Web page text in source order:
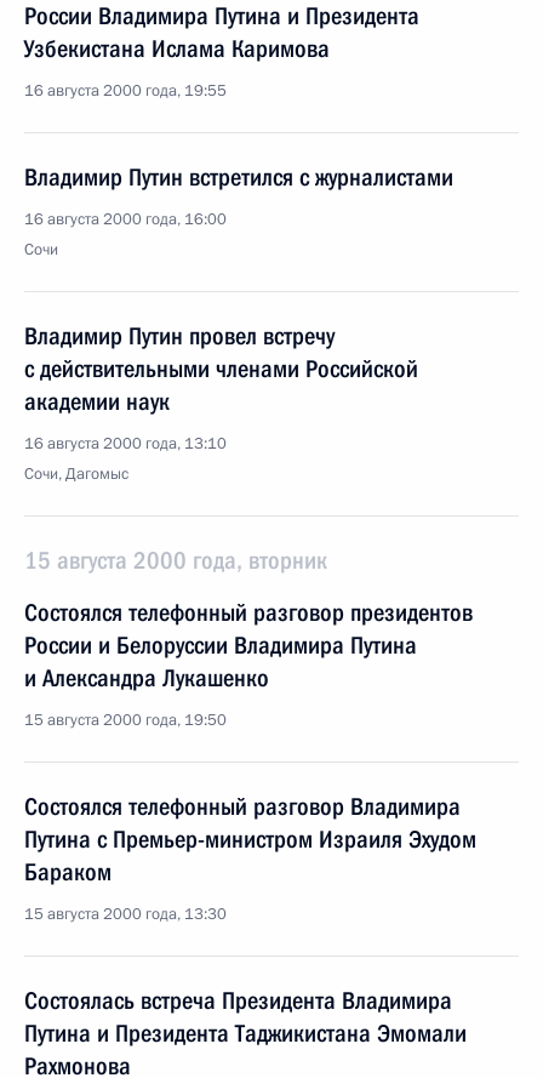
России Владимира Путина и Президента
Узбекистана Ислама Каримова
16 августа 2000 года, 19:55
Владимир Путин встретился с журналистами
16 августа 2000 года, 16:00
Сочи
Владимир Путин провел встречу
с действительными членами Российской
академии наук
16 августа 2000 года, 13:10
Сочи, Дагомыс
15 августа 2000 года, вторник
Состоялся телефонный разговор президентов
России и Белоруссии Владимира Путина
и Александра Лукашенко
15 августа 2000 года, 19:50
Состоялся телефонный разговор Владимира
Путина с Премьер-министром Израиля Эхудом
Бараком
15 августа 2000 года, 13:30
Состоялась встреча Президента Владимира
Путина и Президента Таджикистана Эмомали
Рахмонова